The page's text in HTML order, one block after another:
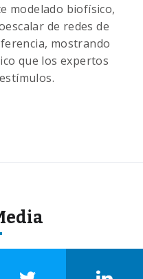
modelado biofísico,
de redes de
mostrando
que los expertos